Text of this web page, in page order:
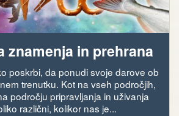
znamenja in prehrana
poskrbi, da ponudi svoje darove ob
trenutku. Kot na vseh področjih,
področju pripravljanja in uživanja
različni, kolikor nas je...